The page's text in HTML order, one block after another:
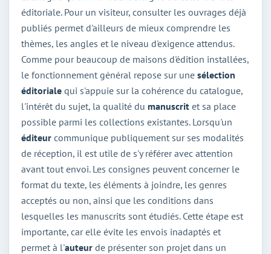
éditoriale. Pour un visiteur, consulter les ouvrages déjà
publiés permet d'ailleurs de mieux comprendre les
thèmes, les angles et le niveau d'exigence attendus.
Comme pour beaucoup de maisons d'édition installées,
le fonctionnement général repose sur une sélection
éditoriale qui s'appuie sur la cohérence du catalogue,
l'intérêt du sujet, la qualité du manuscrit et sa place
possible parmi les collections existantes. Lorsqu'un
éditeur communique publiquement sur ses modalités
de réception, il est utile de s'y référer avec attention
avant tout envoi. Les consignes peuvent concerner le
format du texte, les éléments à joindre, les genres
acceptés ou non, ainsi que les conditions dans
lesquelles les manuscrits sont étudiés. Cette étape est
importante, car elle évite les envois inadaptés et
permet à l'auteur de présenter son projet dans un